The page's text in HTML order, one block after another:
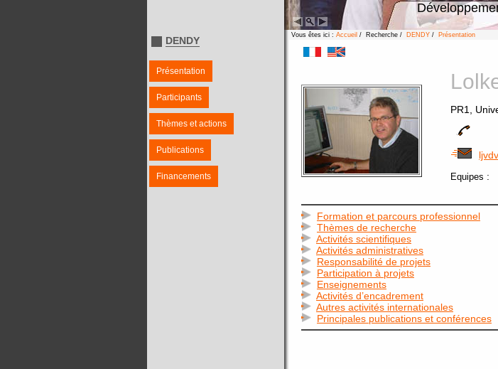
DENDY
Présentation
Participants
Thèmes et actions
Publications
Financements
Vous êtes ici : Accueil / Recherche / DENDY / Présentation
PR1,
Equipes :
Formation et parcours professionnel
Thèmes de recherche
Activités scientifiques
Activités administratives
Responsabilité de projets
Participation à projets
Enseignements
Activités d’encadrement
Autres activités internationales
Principales publications et conférences